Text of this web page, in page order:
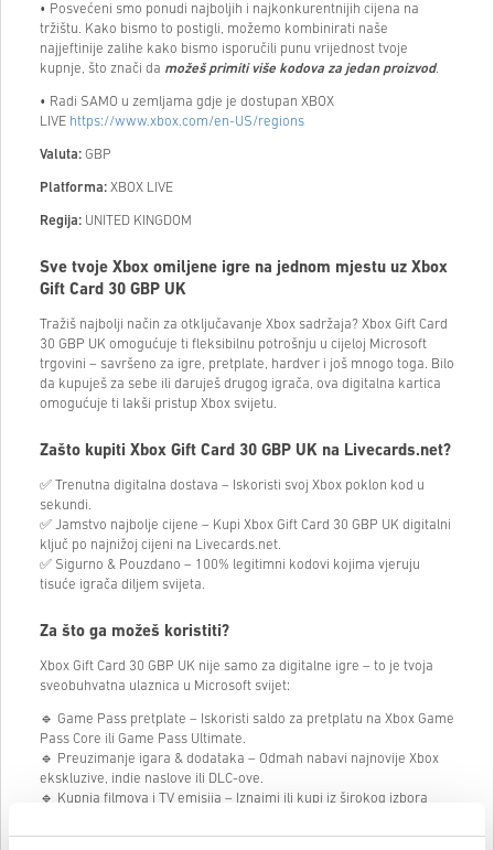
• Posvećeni smo ponudi najboljih i najkonkurentnijih cijena na
tržištu. Kako bismo to postigli, možemo kombinirati naše
najjeftinije zalihe kako bismo isporučili punu vrijednost tvoje
kupnje, što znači da možeš primiti više kodova za jedan proizvod.
• Radi SAMO u zemljama gdje je dostupan XBOX
LIVE https://www.xbox.com/en-US/regions
Valuta: GBP
Platforma: XBOX LIVE
Regija: UNITED KINGDOM
Sve tvoje Xbox omiljene igre na jednom mjestu uz Xbox
Gift Card 30 GBP UK
Tražiš najbolji način za otključavanje Xbox sadržaja? Xbox Gift Card
30 GBP UK omogućuje ti fleksibilnu potrošnju u cijeloj Microsoft
trgovini – savršeno za igre, pretplate, hardver i još mnogo toga. Bilo
da kupuješ za sebe ili daruješ drugog igrača, ova digitalna kartica
omogućuje ti lakši pristup Xbox svijetu.
Zašto kupiti Xbox Gift Card 30 GBP UK na Livecards.net?
✅ Trenutna digitalna dostava – Iskoristi svoj Xbox poklon kod u
sekundi.
✅ Jamstvo najbolje cijene – Kupi Xbox Gift Card 30 GBP UK digitalni
ključ po najnižoj cijeni na Livecards.net.
✅ Sigurno & Pouzdano – 100% legitimni kodovi kojima vjeruju
tisuće igrača diljem svijeta.
Za što ga možeš koristiti?
Xbox Gift Card 30 GBP UK nije samo za digitalne igre – to je tvoja
sveobuhvatna ulaznica u Microsoft svijet:
🔹 Game Pass pretplate – Iskoristi saldo za pretplatu na Xbox Game
Pass Core ili Game Pass Ultimate.
🔹 Preuzimanje igara & dodataka – Odmah nabavi najnovije Xbox
ekskluzive, indie naslove ili DLC-ove.
🔹 Kupnja filmova i TV emisija – Iznajmi ili kupi iz širokog izbora
🔹 Kupnja hardvera & dodataka – Iskoristi saldo za konzole,